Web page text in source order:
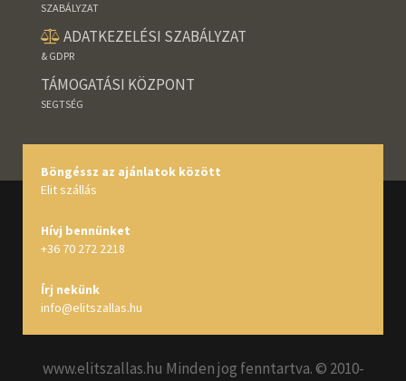
SZABÁLYZAT
ADATKEZELÉSI SZABÁLYZAT
& GDPR
TÁMOGATÁSI KÖZPONT
SEGTSÉG
Böngéssz az ajánlatok között
Elit szállás
Hívj bennünket
+36 70 272 2218
Írj nekünk
info@elitszallas.hu
www.elitszallas.hu Minden jog fenntartva. © 2010-